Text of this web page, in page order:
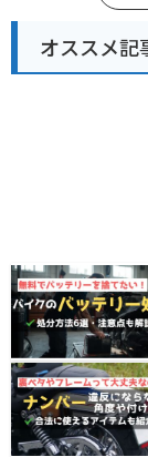
オススメ記